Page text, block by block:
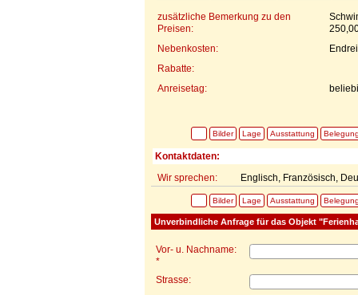
zusätzliche Bemerkung zu den
Preisen:
Nebenkosten:
Rabatte:
Anreisetag:
Bilder Lage Ausstattung
Kontaktdaten:
Wir sprechen:
Englisch, Französisch,
Bilder Lage Ausstattung
Unverbindliche Anfrage für das Objekt
Vor- u. Nachname:
*
Strasse: